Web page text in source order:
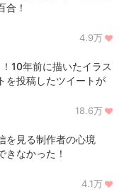
合！
4.9万
10年前に描いたイラス
を投稿したツイートが
18.6万
を見る制作者の心境
きなかった！
4.1万